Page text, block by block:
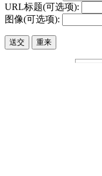
URL标题(可选项):
图像(可选项):